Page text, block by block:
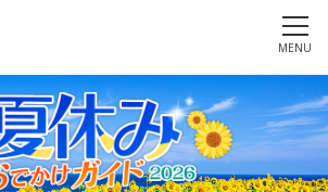
MENU